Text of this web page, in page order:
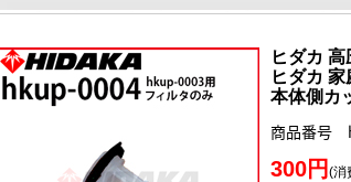
ヒダカ
ヒダカ
本体側カ
商品番号
300円 (消